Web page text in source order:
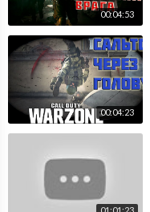
00:04:53
00:04:23
01:01:23